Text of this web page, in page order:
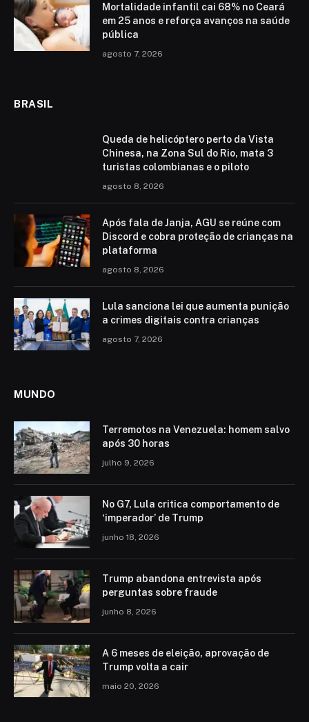
Mortalidade infantil cai 68% no Ceará
em 25 anos e reforça avanços na saúde
pública
agosto 7, 2026
BRASIL
Queda de helicóptero perto da Vista
Chinesa, na Zona Sul do Rio, mata 3
turistas colombianas e o piloto
agosto 8, 2026
Após fala de Janja, AGU se reúne com
Discord e cobra proteção de crianças na
plataforma
agosto 8, 2026
Lula sanciona lei que aumenta punição
a crimes digitais contra crianças
agosto 7, 2026
MUNDO
Terremotos na Venezuela: homem salvo
após 30 horas
julho 9, 2026
No G7, Lula critica comportamento de
‘imperador’ de Trump
junho 18, 2026
Trump abandona entrevista após
perguntas sobre fraude
junho 8, 2026
A 6 meses de eleição, aprovação de
Trump volta a cair
maio 20, 2026